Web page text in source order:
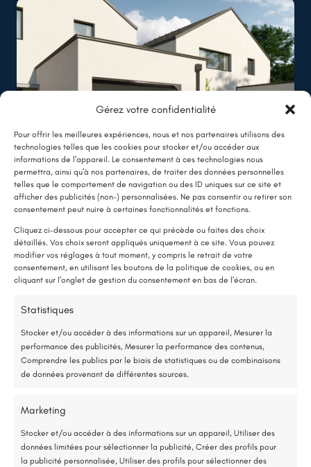
Gérez votre confidentialité
Pour offrir les meilleures expériences, nous et nos partenaires utilisons des
technologies telles que les cookies pour stocker et/ou accéder aux
informations de l’appareil. Le consentement à ces technologies nous
permettra, ainsi qu’à nos partenaires, de traiter des données personnelles
telles que le comportement de navigation ou des ID uniques sur ce site et
afficher des publicités (non-) personnalisées. Ne pas consentir ou retirer son
consentement peut nuire à certaines fonctionnalités et fonctions.
Cliquez ci-dessous pour accepter ce qui précède ou faites des choix
détaillés. Vos choix seront appliqués uniquement à ce site. Vous pouvez
modifier vos réglages à tout moment, y compris le retrait de votre
consentement, en utilisant les boutons de la politique de cookies, ou en
cliquant sur l’onglet de gestion du consentement en bas de l’écran.
Statistiques
Stocker et/ou accéder à des informations sur un appareil, Mesurer la
performance des publicités, Mesurer la performance des contenus,
Comprendre les publics par le biais de statistiques ou de combinaisons
de données provenant de différentes sources.
Marketing
Stocker et/ou accéder à des informations sur un appareil, Utiliser des
données limitées pour sélectionner la publicité, Créer des profils pour
la publicité personnalisée, Utiliser des profils pour sélectionner des
l’extérieur
Détails du projet
Les Ponts-de-Cé (49)
Isolation Thermique par l'Extérieur (ITE)
31 juillet 2025
LE SAVIEZ-VOUS ?
Une pompe à chaleur (PAC) utilise très peu d’électricité : elle consomme
environ 1 kWh pour générer 4 kWh de chaleur.
Une solution performante et économique
75 % de l’énergie provient des calories naturellement présentes dans
Étude gratuite et sans engagement
*Aides de l’État disponibles selon votre revenu fiscal
Accompagnement administratif et financier complet